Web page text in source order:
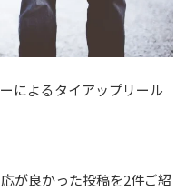
によるタイアップリール
が良かった投稿を2件ご紹